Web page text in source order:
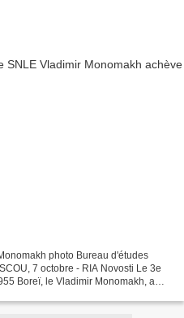
photo Bureau d'études
7 octobre - RIA Novosti Le 3e
Boreï, le Vladimir Monomakh, a